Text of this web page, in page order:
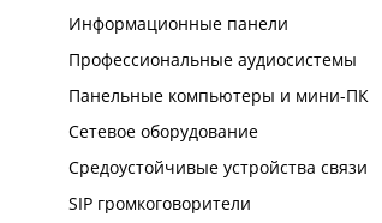
Информационные панели
Профессиональные аудиосистемы
Панельные компьютеры и мини-ПК
Сетевое оборудование
Средоустойчивые устройства связи
SIP громкоговорители